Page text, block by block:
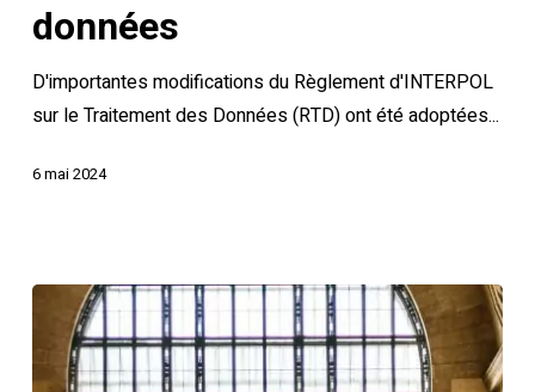
le
traitement
données
D'importantes modifications du Règlement d'INTERPOL
sur le Traitement des Données (RTD) ont été adoptées...
6 mai 2024